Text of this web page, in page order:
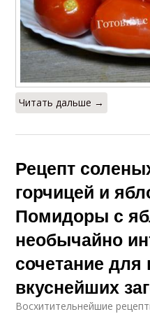
Читать дальше →
Рецепт
горчицей и
Помидоры с
необычайно
сочетание для
вкуснейших
Восхитительнейшие